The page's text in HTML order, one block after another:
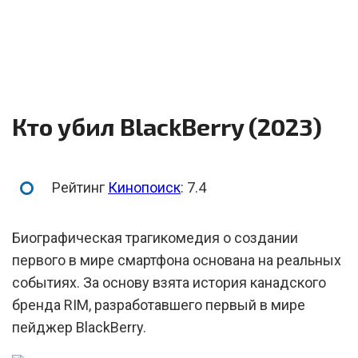
Кто убил BlackBerry (2023)
Рейтинг Кинопоиск: 7.4
Биографическая трагикомедия о создании
первого в мире смартфона основана на реальных
событиях. За основу взята история канадского
бренда RIM, разработавшего первый в мире
пейджер BlackBerry.